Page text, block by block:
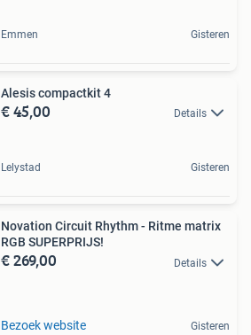
Emmen Gisteren
Alesis compactkit 4
€ 45,00 Details
Lelystad Gisteren
Novation Circuit Rhythm - Ritme matrix
RGB SUPERPRIJS!
€ 269,00 Details
Bezoek website Gisteren